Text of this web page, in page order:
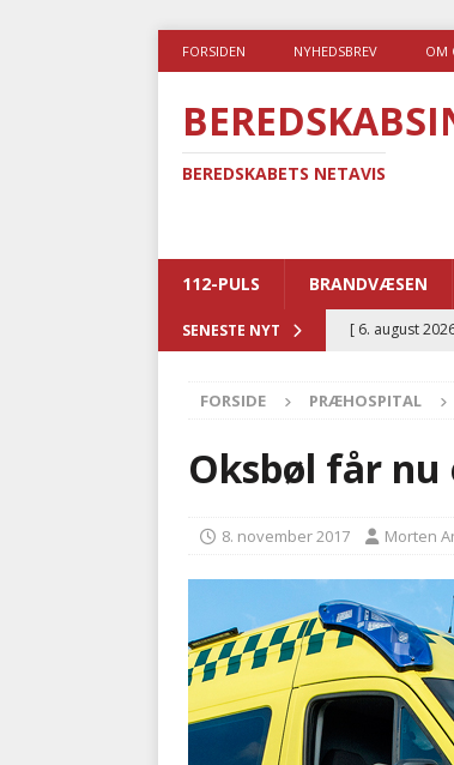
FORSIDEN NYHEDSBREV OM
BEREDSKABETS NETAVIS
112-PULS BRANDVÆSEN
SENESTE NYT [ 6. august
[ 5. august
i det offentlige
[ 4. august
[ 7. august 2026
nødsporet
FORSIDE PRÆHOSPITAL
Oksbøl får nu
8. november 2017 Morten